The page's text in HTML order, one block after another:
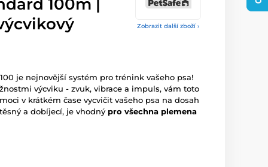
Zobrazit další zboží ›
100m |
je nejnovější systém pro trénink vašeho psa!
výcviku - zvuk, vibrace a impuls, vám toto
v krátkém čase vycvičit vašeho psa na dosah
a dobíjecí, je vhodný pro všechna plemena